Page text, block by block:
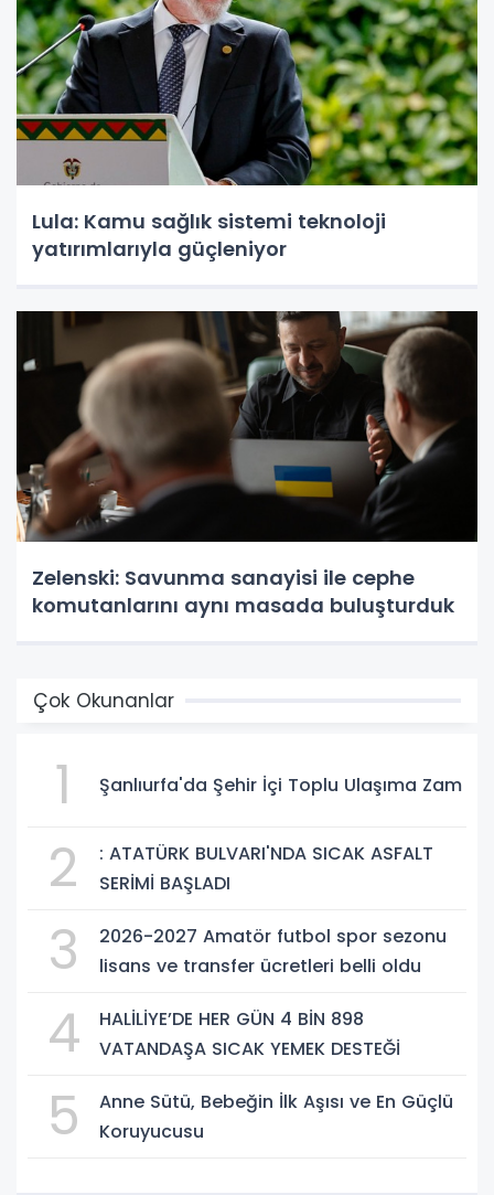
Lula: Kamu sağlık sistemi teknoloji
yatırımlarıyla güçleniyor
Zelenski: Savunma sanayisi ile cephe
komutanlarını aynı masada buluşturduk
Çok Okunanlar
1 Şanlıurfa'da Şehir İçi Toplu Ulaşıma Zam
2
: ATATÜRK BULVARI'NDA SICAK ASFALT
SERİMİ BAŞLADI
3
2026-2027 Amatör futbol spor sezonu
lisans ve transfer ücretleri belli oldu
4
HALİLİYE’DE HER GÜN 4 BİN 898
VATANDAŞA SICAK YEMEK DESTEĞİ
5
Anne Sütü, Bebeğin İlk Aşısı ve En Güçlü
Koruyucusu